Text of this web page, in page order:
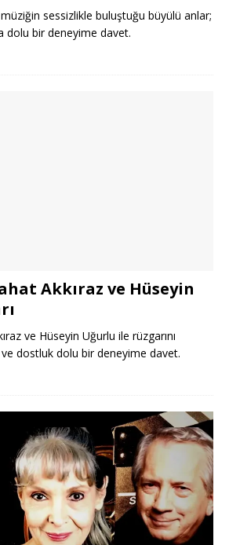
müziğin sessizlikle buluştuğu büyülü anlar;
dolu bir deneyime davet.
Akkıraz ve Hüseyin
ve Hüseyin Uğurlu ile rüzgarını
dostluk dolu bir deneyime davet.